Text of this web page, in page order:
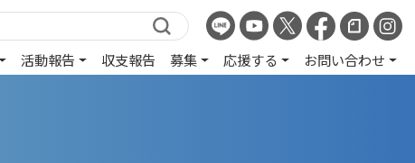
活動報告 収支報告 募集 応援する お問い合わせ